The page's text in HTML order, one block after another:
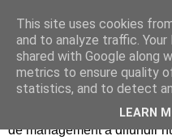
Nuevo
Libro
Nace con la misión de
de management a difundir
This site uses cookies
and to analyze traffic.
shared with Google along
metrics to ensure quality
statistics, and to detect
LEARN